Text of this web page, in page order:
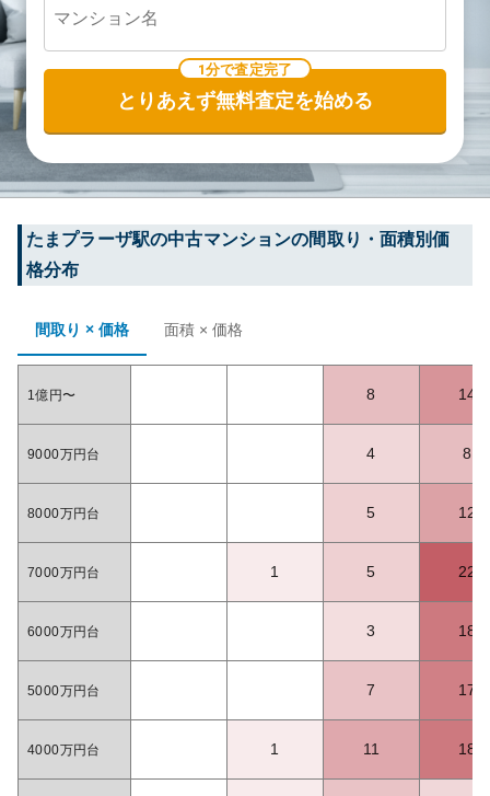
1分で査定完了
とりあえず無料査定を始める
たまプラーザ駅の中古マンションの間取り・面積別価
格分布
間取り × 価格 面積 × 価格
1億円〜 8 14
9000万円台 4 8
8000万円台 5 12
7000万円台 1 5 22
6000万円台 3 18
5000万円台 7 17
4000万円台 1 11 18